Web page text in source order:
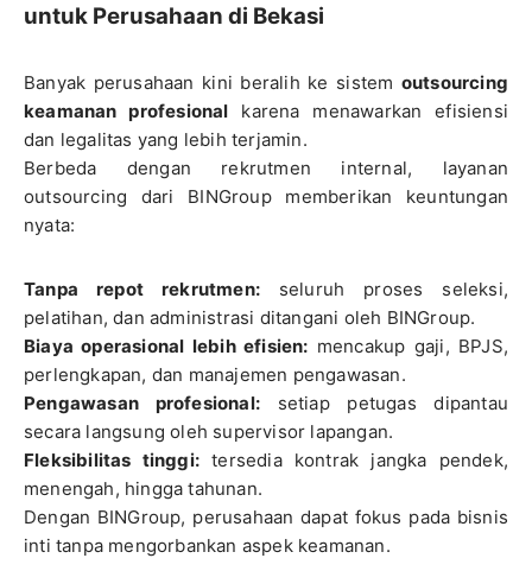
untuk Perusahaan di Bekasi
Banyak perusahaan kini beralih ke sistem outsourcing
keamanan profesional karena menawarkan efisiensi
dan legalitas yang lebih terjamin.
Berbeda dengan rekrutmen internal, layanan
outsourcing dari BINGroup memberikan keuntungan
nyata:
Tanpa repot rekrutmen:seluruh proses seleksi,
pelatihan, dan administrasi ditangani oleh BINGroup.
Biaya operasional lebih efisien: mencakup gaji, BPJS,
perlengkapan, dan manajemen pengawasan.
Pengawasan profesional: setiap petugas dipantau
secara langsung oleh supervisor lapangan.
Fleksibilitas tinggi: tersedia kontrak jangka pendek,
menengah, hingga tahunan.
Dengan BINGroup, perusahaan dapat fokus pada bisnis
inti tanpa mengorbankan aspek keamanan.